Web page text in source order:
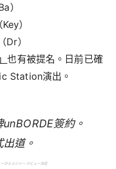
）
）
Dr）
也有被提名。日前已確
Station演出。
簽約。
道。
からメジャーデビュー決定